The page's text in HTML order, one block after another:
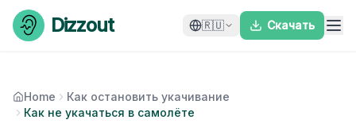
Skip to content
Dizzout 🇷🇺 Скачать
Home
Как остановить укачивание
Как не укачаться в самолёте